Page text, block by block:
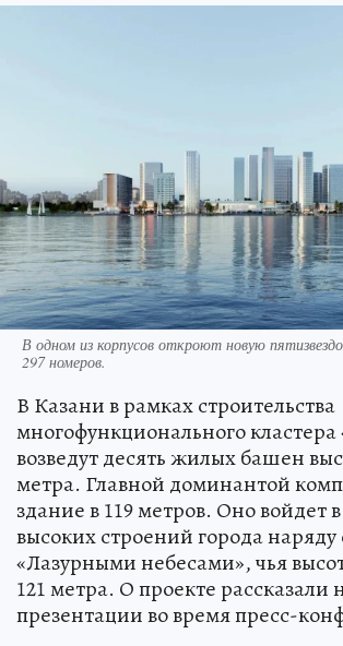
В одном из корпусов откроют новую
297 номеров.
В Казани в рамках строительства
многофункционального кластера
возведут десять жилых башен
метра. Главной доминантой
здание в 119 метров. Оно войдет
высоких строений города наряду
«Лазурными небесами», чья
121 метра. О проекте рассказали
презентации во время пресс-